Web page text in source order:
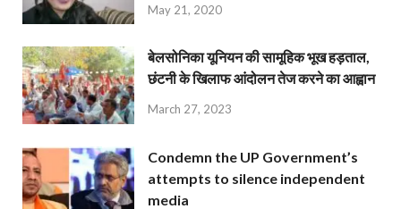
May 21, 2020
बेलसोनिका यूनियन की सामूहिक भूख हड़ताल,
छंटनी के खिलाफ आंदोलन तेज करने का आह्वान
March 27, 2023
Condemn the UP Government’s
attempts to silence independent
media